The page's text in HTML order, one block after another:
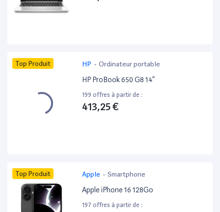
Top Produit HP - Ordinateur portable
HP ProBook 650 G8 14”
199 offres à partir de :
413,25 €
Top Produit Apple - Smartphone
Apple iPhone 16 128Go
197 offres à partir de :